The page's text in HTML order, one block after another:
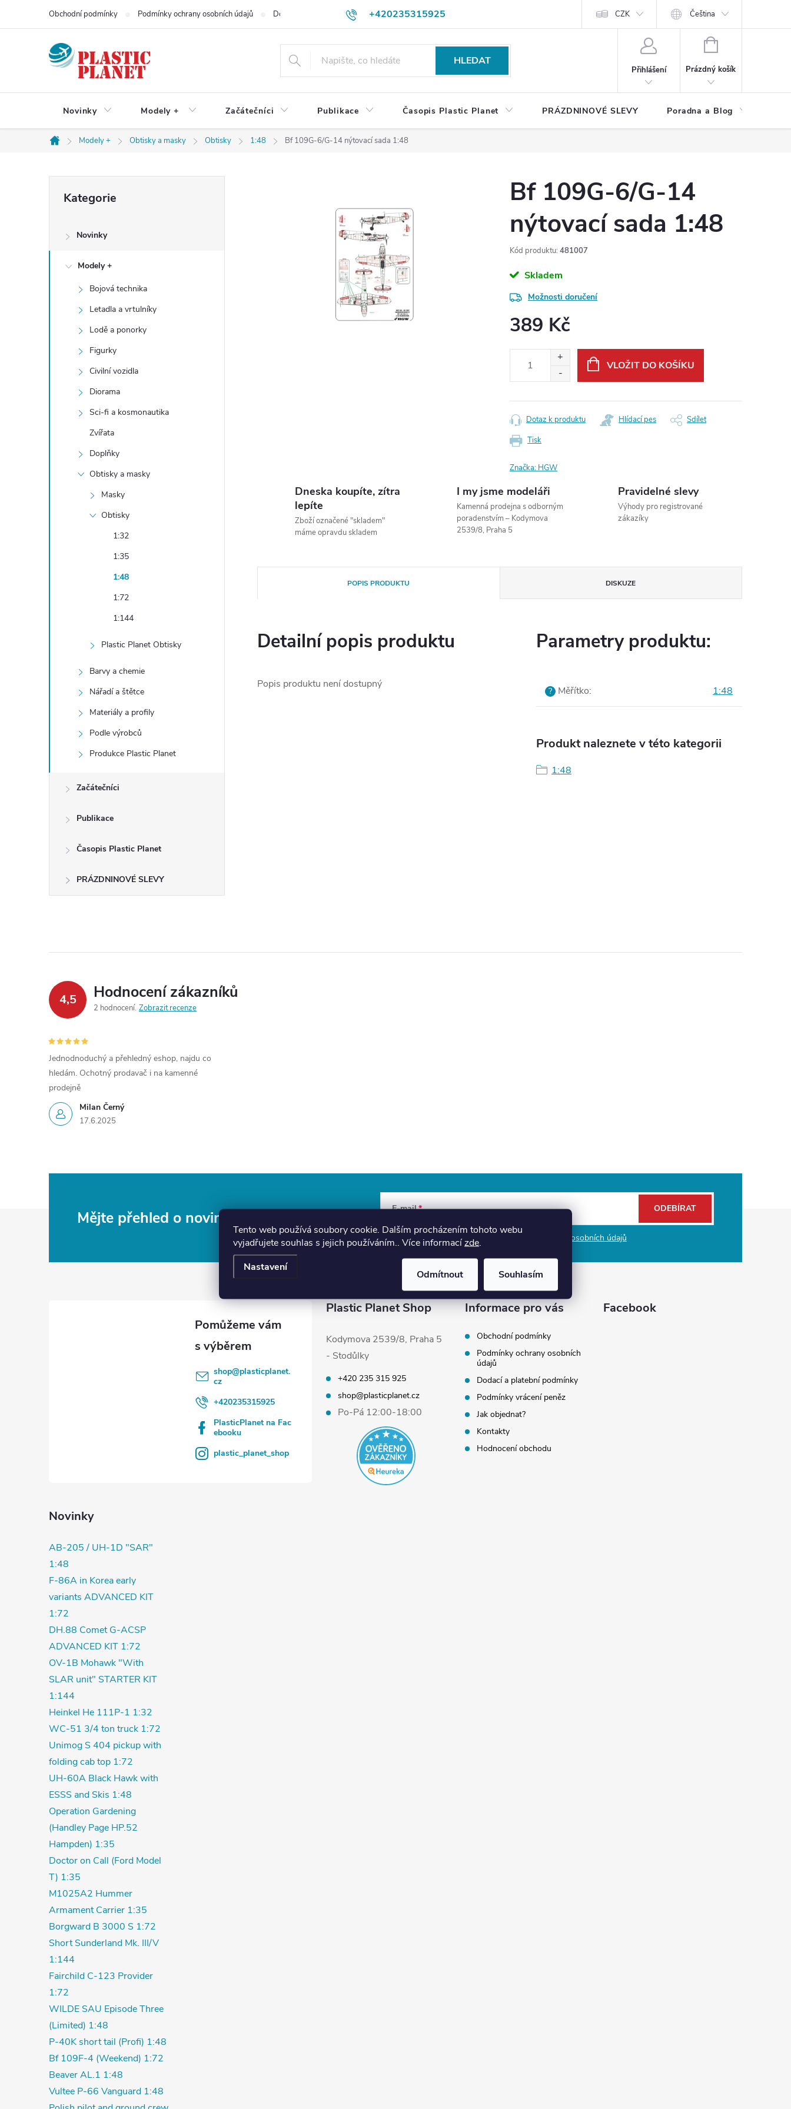
Tento web používá soubory cookie. Dalším procházením tohoto webu
vyjadřujete souhlas s jejich používáním.. Více informacízde.
Nastavení
Odmítnout Souhlasím
+420235315925
shop@plasticplanet.cz
Obchodní podmínky Podmínky ochrany osobních údajů Dodací a platební podmínky Podmínky vrácení peněz Hodnocení obchodu
CZK Čeština
HLEDAT
Přihlášení
NÁKUPNÍ
Prázdný košík
Novinky Modely + Začátečníci Publikace Časopis Plastic Planet PRÁZDNINOVÉ SLEVY Poradna a Blog
Domů
Modely + Obtisky a masky Obtisky 1:48 Bf 109G-6/G-14 nýtovací sada 1:48
s
kategorie
Kategorie
Novinky
Modely +
Bojová technika
Letadla a vrtulníky
Lodě a ponorky
Figurky
Civilní vozidla
Diorama
Sci-fi a kosmonautika
Zvířata
Doplňky
Obtisky a masky
Masky
Obtisky
1:32
1:35
1:48
1:72
1:144
Plastic Planet Obtisky
Barvy a chemie
Nářadí a štětce
Materiály a profily
Podle výrobců
Produkce Plastic Planet
Začátečníci
Publikace
Časopis Plastic Planet
PRÁZDNINOVÉ SLEVY
Bf 109G-6/G-14
nýtovací sada 1:48
Kód produktu: 481007
Skladem
Možnosti doručení
389 Kč
VLOŽIT DO KOŠÍKU
Tisk
Dotaz k produktu Hlídací pes Sdílet
Značka: HGW
Dneska koupíte, zítra
lepíte
Zboží označené "skladem"
máme opravdu skladem
I my jsme modeláři
Kamenná prodejna s odborným
poradenstvím – Kodymova
2539/8, Praha 5
Pravidelné slevy
Výhody pro registrované
zákazíky
POPIS PRODUKTU DISKUZE
Detailní popis produktu
Popis produktu není dostupný
Parametry produktu:
? Měřítko: 1:48
Produkt naleznete v této kategorii
1:48
4,5 Hodnocení zákazníků
2 hodnocení Zobrazit recenze
Milan Černý
17.6.2025
Jednodnoduchý a přehledný eshop, najdu co
hledám. Ochotný prodavač i na kamenné
prodejně
Mějte přehled o novinkách E-mail
Vložením e-mailu souhlasíte s podmínkami ochrany osobních údajů
ODEBÍRAT
shop@plasticplanet.
cz
+420235315925
PlasticPlanet na Fac
ebooku
plastic_planet_shop
Plastic Planet Shop
Kodymova 2539/8, Praha 5
- Stodůlky
+420 235 315 925
shop@plasticplanet.cz
Po-Pá 12:00-18:00
Informace pro vás
Obchodní podmínky
Podmínky ochrany osobních
údajů
Dodací a platební podmínky
Podmínky vrácení peněz
Jak objednat?
Kontakty
Hodnocení obchodu
Facebook
Novinky
AB-205 / UH-1D "SAR"
1:48
F-86A in Korea early
variants ADVANCED KIT
1:72
DH.88 Comet G-ACSP
ADVANCED KIT 1:72
OV-1B Mohawk "With
SLAR unit" STARTER KIT
1:144
Heinkel He 111P-1 1:32
WC-51 3/4 ton truck 1:72
Unimog S 404 pickup with
folding cab top 1:72
UH-60A Black Hawk with
ESSS and Skis 1:48
Operation Gardening
(Handley Page HP.52
Hampden) 1:35
Doctor on Call (Ford Model
T) 1:35
M1025A2 Hummer
Armament Carrier 1:35
Borgward B 3000 S 1:72
Short Sunderland Mk. III/V
1:144
Fairchild C-123 Provider
1:72
WILDE SAU Episode Three
(Limited) 1:48
P-40K short tail (Profi) 1:48
Bf 109F-4 (Weekend) 1:72
Beaver AL.1 1:48
Vultee P-66 Vanguard 1:48